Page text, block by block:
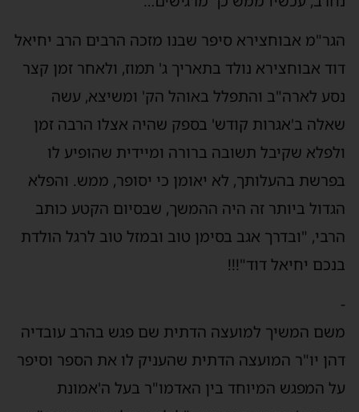
הגר"מ אבוחצירא סיפר שבנו מזכה הרבים הרב יחיאל
דוד אבוחצירא נולד בתאריך ג' תמוז, ולאחר זמן קצר
נסע לארה"ב והתפלל באוהל הק' ומשיצא, עשה
שאלה ב'אגרות קודש' בספק שהיה אצלו הרבה זמן
ולפלא שקיבל תשובה ברורה ומיידית שהופיע לו
בפרשת בהעלותך, לא יאומן כי יסופר, ממש. והפלא
הגדול ביותר זה היה ההמשך, שבסיום הקטע כותב
הרבי, "ובדרך אגב בסימן טוב ובמזל טוב לרגל הולדת
בנכם יחיאל דוד"!!!
-
משם המשיך למועצה הדתית שם פגש בהרב עובדיה
דהן יו"ר המועצה הדתית שהעניק לו את הספר וסיפר
על המפגש המיוחד בין האדמו"ר בעל ה'אמונת